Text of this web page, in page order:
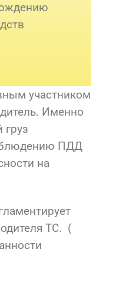
участником
Именно
ПДД
на
ТС. (